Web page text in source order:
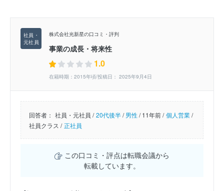
株式会社光新星の口コミ・評判
事業の成長・将来性
1.0
在籍時期：2015年頃/投稿日： 2025年9月4日
回答者： 社員・元社員 / 20代後半/男性/11年前 / 個人営業/
社員クラス / 正社員
この口コミ・評点は転職会議から
転載しています。